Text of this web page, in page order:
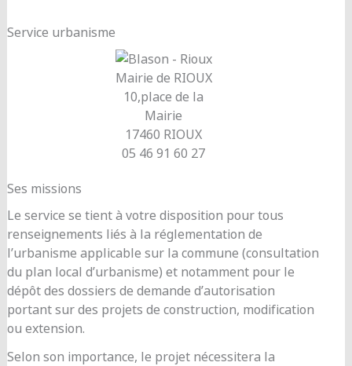
Service urbanisme
Mairie de RIOUX
10,place de la
Mairie
17460 RIOUX
05 46 91 60 27
Ses missions
Le service se tient à votre disposition pour tous
renseignements liés à la réglementation de
l’urbanisme applicable sur la commune (consultation
du plan local d’urbanisme) et notamment pour le
dépôt des dossiers de demande d’autorisation
portant sur des projets de construction, modification
ou extension.
Selon son importance, le projet nécessitera la